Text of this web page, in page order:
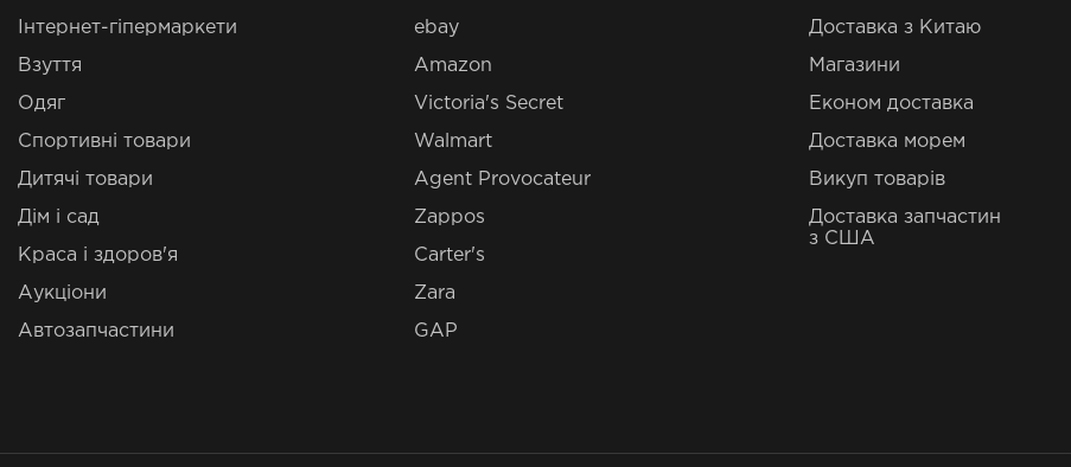
Інтернет-гіпермаркети
Взуття
Одяг
Спортивні товари
Дитячі товари
Дім і сад
Краса і здоров'я
Аукціони
Автозапчастини
ebay
Amazon
Victoria's Secret
Walmart
Agent Provocateur
Zappos
Carter's
Zara
GAP
Доставка з Китаю
Магазини
Економ доставка
Доставка морем
Викуп товарів
Доставка запчастин
з США